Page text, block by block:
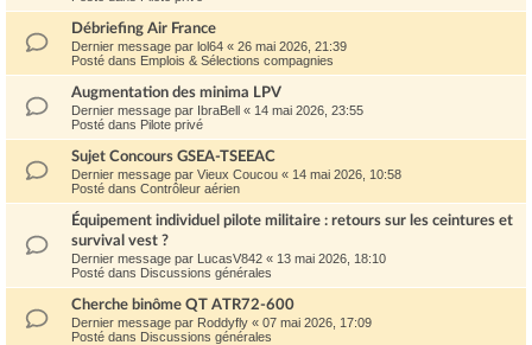
Débriefing Air France
Dernier message par lol64 « 26 mai 2026, 21:39
Posté dans Emplois & Sélections compagnies
Augmentation des minima LPV
Dernier message par IbraBell « 14 mai 2026, 23:55
Posté dans Pilote privé
Sujet Concours GSEA-TSEEAC
Dernier message par Vieux Coucou « 14 mai 2026, 10:58
Posté dans Contrôleur aérien
Équipement individuel pilote militaire : retours sur les ceintures et
survival vest ?
Dernier message par LucasV842 « 13 mai 2026, 18:10
Posté dans Discussions générales
Cherche binôme QT ATR72-600
Dernier message par Roddyfly « 07 mai 2026, 17:09
Posté dans Discussions générales